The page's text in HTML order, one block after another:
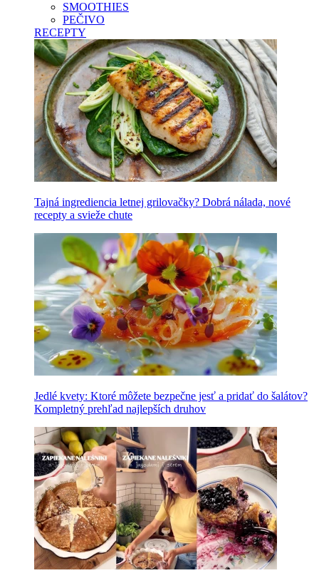
SMOOTHIES
PEČIVO
RECEPTY
Tajná ingrediencia letnej grilovačky? Dobrá nálada, nové
recepty a svieže chute
Jedlé kvety: Ktoré môžete bezpečne jesť a pridať do šalátov?
Kompletný prehľad najlepších druhov